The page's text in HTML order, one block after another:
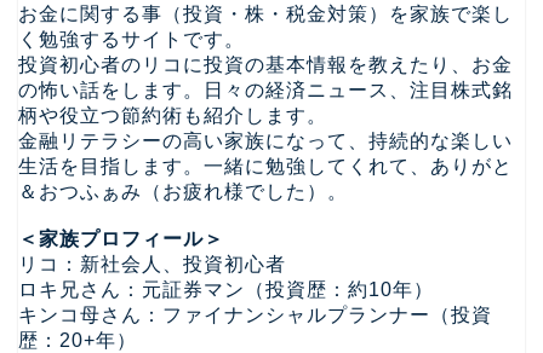
お金に関する事（投資・株・税金対策）を家族で楽し
く勉強するサイトです。
投資初心者のリコに投資の基本情報を教えたり、お金
の怖い話をします。日々の経済ニュース、注目株式銘
柄や役立つ節約術も紹介します。
金融リテラシーの高い家族になって、持続的な楽しい
生活を目指します。一緒に勉強してくれて、ありがと
＆おつふぁみ（お疲れ様でした）。
＜家族プロフィール＞
リコ：新社会人、投資初心者
ロキ兄さん：元証券マン（投資歴：約10年）
キンコ母さん：ファイナンシャルプランナー（投資
歴：20+年）